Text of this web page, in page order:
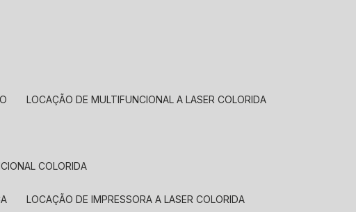
LOCAÇÃO DE MULTIFUNCIONAL A LASER COLORIDA
COLORIDA
LOCAÇÃO DE IMPRESSORA A LASER COLORIDA